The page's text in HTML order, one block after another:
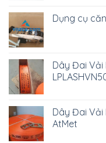
Dụng cụ
Dây Đai Vải
Dây Đai Vải
AtMet